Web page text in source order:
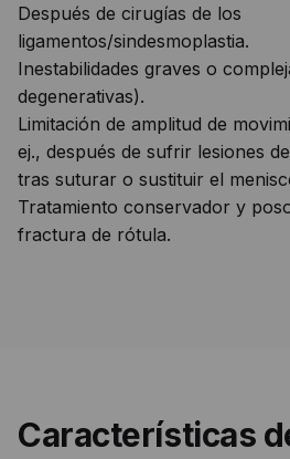
Después de cirugías de los
ligamentos/sindesmoplastia.
Inestabilidades graves o
degenerativas).
Limitación de amplitud de
ej., después de sufrir lesiones
tras suturar o sustituir el
Tratamiento conservador y
fractura de rótula.
Características